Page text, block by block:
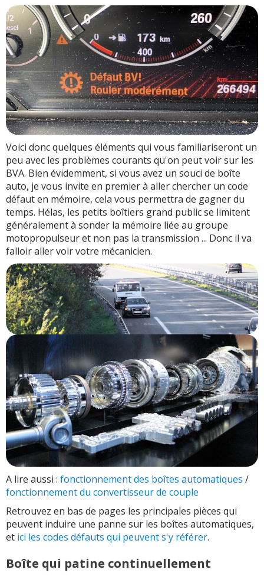
Voici donc quelques éléments qui vous familiariseront un
peu avec les problèmes courants qu'on peut voir sur les
BVA. Bien évidemment, si vous avez un souci de boîte
auto, je vous invite en premier à aller chercher un code
défaut en mémoire, cela vous permettra de gagner du
temps. Hélas, les petits boîtiers grand public se limitent
généralement à sonder la mémoire liée au groupe
motopropulseur et non pas la transmission ... Donc il va
falloir aller voir votre mécanicien.
A lire aussi : fonctionnement des boîtes automatiques /
fonctionnement du convertisseur de couple
Retrouvez en bas de pages les principales pièces qui
peuvent induire une panne sur les boîtes automatiques,
et ici les codes défauts qui peuvent s'y référer.
Boîte qui patine continuellement